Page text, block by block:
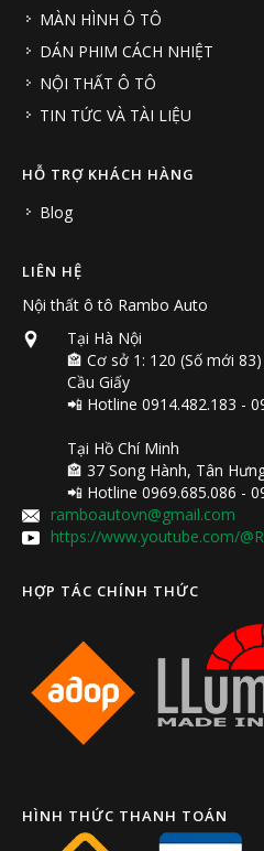
MÀN HÌNH Ô TÔ
DÁN PHIM CÁCH NHIỆT
NỘI THẤT Ô TÔ
TIN TỨC VÀ TÀI LIỆU
HỖ TRỢ KHÁCH HÀNG
Blog
LIÊN HỆ
Nội thất ô tô Rambo Auto
Tại Hà Nội
🏤 Cơ sở 1: 120 (Số mới
Cầu Giấy
📲 Hotline 0914.482.183 -
Tại Hồ Chí Minh
🏤 37 Song Hành, Tân
📲 Hotline 0969.685.086 -
ramboautovn@gmail.com
https://www.youtube.com/
HỢP TÁC CHÍNH THỨC
HÌNH THỨC THANH TOÁN